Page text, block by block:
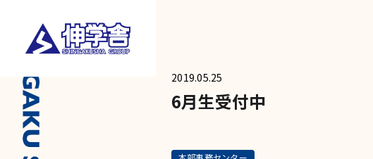
2019.05.25
6月生受付中